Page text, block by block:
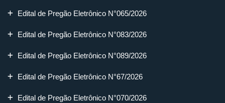
Edital de Pregão Eletrônico N°065/2026
Edital de Pregão Eletrônico N°083/2026
Edital de Pregão Eletrônico N°089/2026
Edital de Pregão Eletrônico N°67/2026
Edital de Pregão Eletrônico N°070/2026